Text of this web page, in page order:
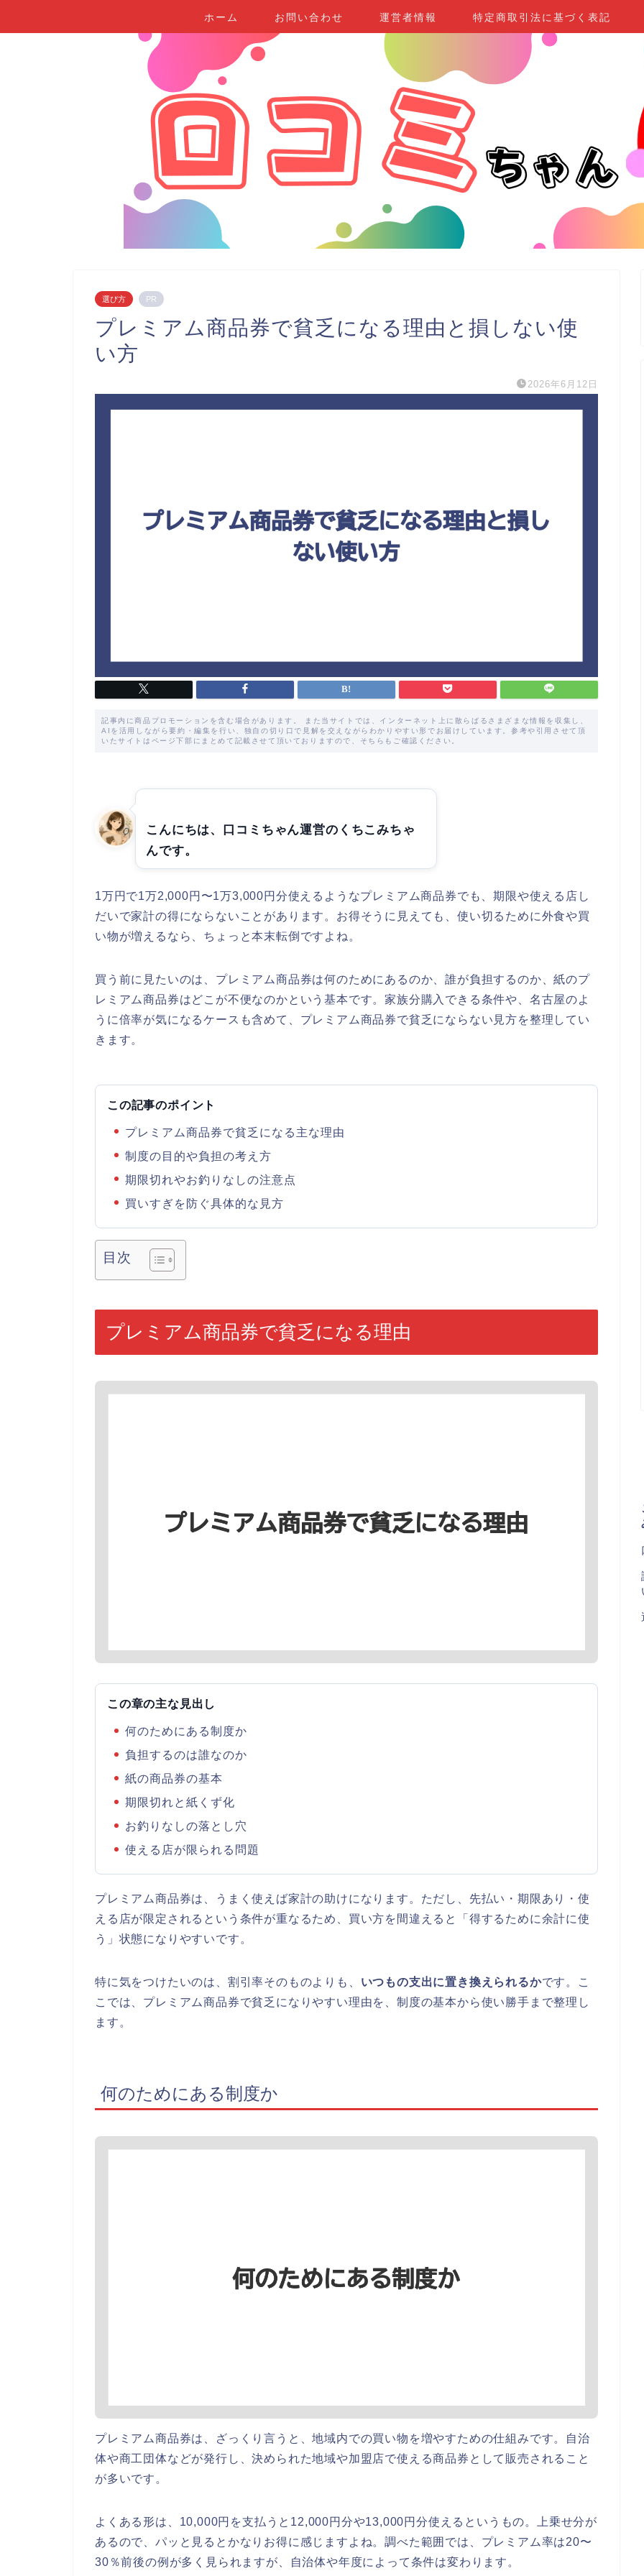
ホーム お問い合わせ 運営者情報 特定商取引法に基づく表記
選び方 PR
プレミアム商品券で貧乏になる理由と損しない使
い方
2026年6月12日
記事内に商品プロモーションを含む場合があります。 また当サイトでは、インターネット上に散らばるさまざまな情報を収集し、
AIを活用しながら要約・編集を行い、独自の切り口で見解を交えながらわかりやすい形でお届けしています。参考や引用させて頂
いたサイトはページ下部にまとめて記載させて頂いておりますので、そちらもご確認ください。
こんにちは、口コミちゃん運営のくちこみちゃ
んです。
1万円で1万2,000円〜1万3,000円分使えるようなプレミアム商品券でも、期限や使える店し
だいで家計の得にならないことがあります。お得そうに見えても、使い切るために外食や買
い物が増えるなら、ちょっと本末転倒ですよね。
買う前に見たいのは、プレミアム商品券は何のためにあるのか、誰が負担するのか、紙のプ
レミアム商品券はどこが不便なのかという基本です。家族分購入できる条件や、名古屋のよ
うに倍率が気になるケースも含めて、プレミアム商品券で貧乏にならない見方を整理してい
きます。
この記事のポイント
プレミアム商品券で貧乏になる主な理由
制度の目的や負担の考え方
期限切れやお釣りなしの注意点
買いすぎを防ぐ具体的な見方
目次
プレミアム商品券で貧乏になる理由
この章の主な見出し
何のためにある制度か
負担するのは誰なのか
紙の商品券の基本
期限切れと紙くず化
お釣りなしの落とし穴
使える店が限られる問題
プレミアム商品券は、うまく使えば家計の助けになります。ただし、先払い・期限あり・使
える店が限定されるという条件が重なるため、買い方を間違えると「得するために余計に使
う」状態になりやすいです。
特に気をつけたいのは、割引率そのものよりも、 いつもの支出に置き換えられるかです。こ
こでは、プレミアム商品券で貧乏になりやすい理由を、制度の基本から使い勝手まで整理し
ます。
何のためにある制度か
プレミアム商品券は、ざっくり言うと、地域内での買い物を増やすための仕組みです。自治
体や商工団体などが発行し、決められた地域や加盟店で使える商品券として販売されること
が多いです。
よくある形は、10,000円を支払うと12,000円分や13,000円分使えるというもの。上乗せ分が
あるので、パッと見るとかなりお得に感じますよね。調べた範囲では、プレミアム率は20〜
30％前後の例が多く見られますが、自治体や年度によって条件は変わります。